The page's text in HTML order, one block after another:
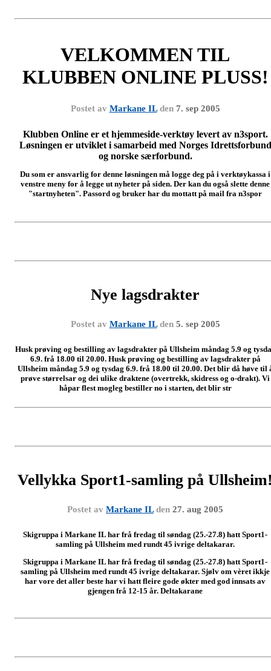
VELKOMMEN TIL
KLUBBEN ONLINE PLUSS!
Postet av Markane ILden 7. sep 2005
Klubben Online er et hjemmeside-verktøy levert av n3sport.
Løsningen er utviklet i samarbeid med Norges Idrettsforbund
og norske særforbund.
Du som er ansvarlig for denne løsningen må logge deg på i verktøykassa i
venstre meny for å legge ut nyheter på siden. Der kan du også slette denne
"startnyheten". Passord og bruker har du mottatt på mail fra n3spor
Nye lagsdrakter
Postet av Markane ILden 5. sep 2005
Husk prøving og bestilling av lagsdrakter på Ullsheim måndag 5.9 og
6.9. frå 18.00 til 20.00. Husk prøving og bestilling av lagsdrakter på
Ullsheim måndag 5.9 og tysdag 6.9. frå 18.00 til 20.00. Det blir då høve til
prøve størrelsar og dei ulike draktene (overtrekk, skidress og o-drakt). Vi
håpar flest mogleg bestiller no i starten, det blir str
Vellykka Sport1-samling på
Postet av Markane ILden 27. aug 2005
Skigruppa i Markane IL har frå fredag til søndag (25.-27.8) hatt Sport1-
samling på Ullsheim med rundt 45 ivrige deltakarar.
Skigruppa i Markane IL har frå fredag til søndag (25.-27.8) hatt Sport1-
samling på Ullsheim med rundt 45 ivrige deltakarar. Sjølv om vèret ikkje
har vore det aller beste har vi hatt fleire gode økter med god innsats av
gjengen frå 12-15 år. Deltakarane